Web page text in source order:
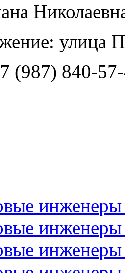
улица
(987) 840-